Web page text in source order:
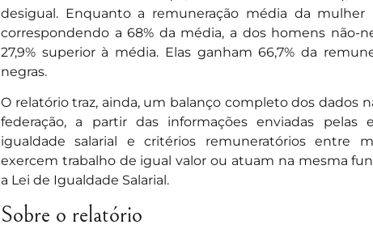
desigual. Enquanto a remuneração média da mulher
correspondendo a 68% da média, a dos homens não-
27,9% superior à média. Elas ganham 66,7% da
negras.
O relatório traz, ainda, um balanço completo dos dados
federação, a partir das informações enviadas pelas
igualdade salarial e critérios remuneratórios entre
exercem trabalho de igual valor ou atuam na mesma
a Lei de Igualdade Salarial.
Sobre o relatório